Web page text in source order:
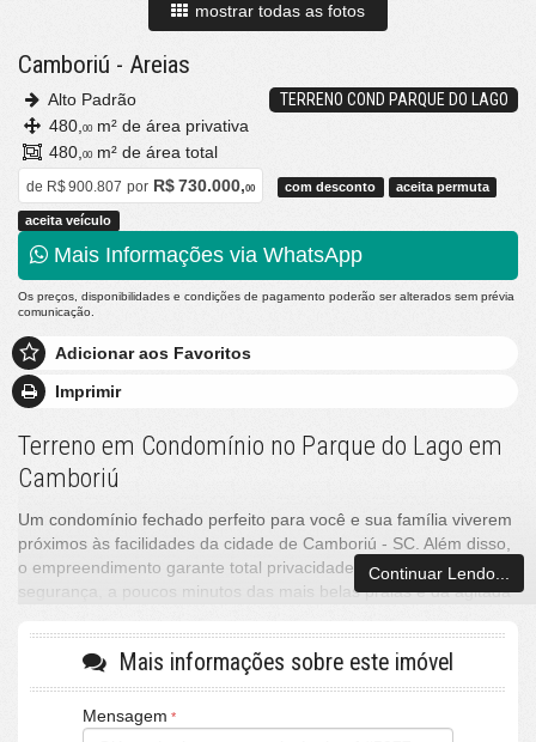
mostrar todas as fotos
Camboriú - Areias
TERRENO COND PARQUE DO LAGO
Alto Padrão
480, 00 m² de área privativa
480, 00 m² de área total
de R$ 900.807 por R$ 730.000,00 com desconto aceita permuta
aceita veículo
Mais Informações via WhatsApp
Os preços, disponibilidades e condições de pagamento poderão ser alterados sem prévia
comunicação.
Adicionar aos Favoritos
Imprimir
Terreno em Condomínio no Parque do Lago em
Camboriú
Um condomínio fechado perfeito para você e sua família viverem
próximos às facilidades da cidade de Camboriú - SC. Além disso,
o empreendimento garante total privacidade, conforto e
segurança, a poucos minutos das mais belas praias e da agitada
Mais do que um projeto moderno e integrado à natureza, o
condomínio foi planejado para oferecer qualidade de vida para
pessoas de todas as idades, dos mais jovens aos mais
experientes. Sem contar que é uma excelente opção de
Continuar Lendo...
Mais informações sobre este imóvel
Mensagem